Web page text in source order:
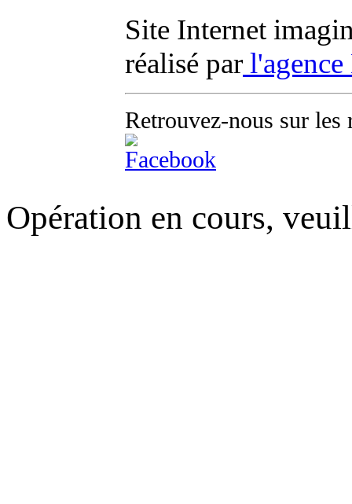
Site Internet
réalisé par
Retrouvez-nous sur les
Opération en cours,